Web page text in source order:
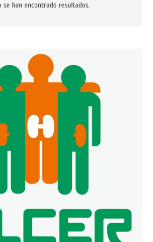
se han encontrado resultados.